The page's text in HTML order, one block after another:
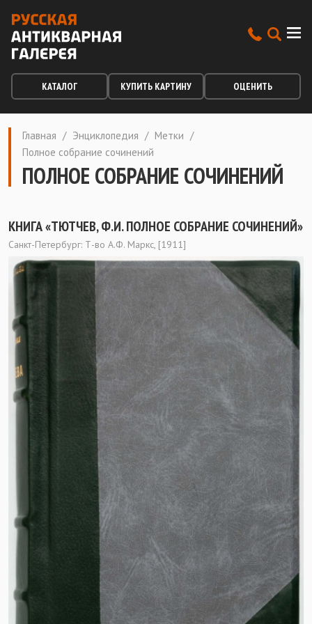
КАТАЛОГ КУПИТЬ КАРТИНУ ОЦЕНИТЬ
Главная / Энциклопедия / Метки /
Полное собрание сочинений
ПОЛНОЕ СОБРАНИЕ СОЧИНЕНИЙ
КНИГА «ТЮТЧЕВ, Ф.И. ПОЛНОЕ СОБРАНИЕ СОЧИНЕНИЙ»
Санкт-Петербург: Т-во А.Ф. Маркс, [1911]